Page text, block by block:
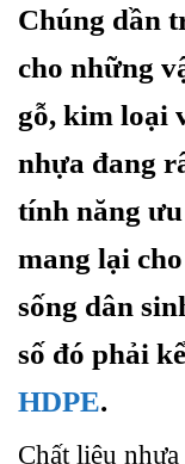
Chúng dần
cho những
gỗ, kim loại
nhựa đang
tính năng
mang lại
sống dân
số đó phải
HDPE.
Chất liệu